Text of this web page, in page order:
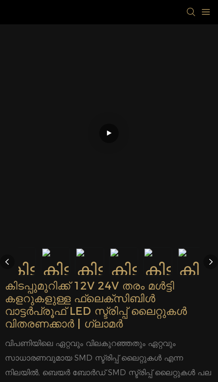
കിടപ്പുമുറിക്ക് 12V 24V തരം മൾട്ടി
കളറുകളുള്ള ഫ്ലെക്സിബിൾ
വാട്ടർപ്രൂഫ് LED സ്ട്രിപ്പ് ലൈറ്റുകൾ
വിതരണക്കാർ | ഗ്ലാമർ
വിപണിയിലെ ഏറ്റവും വിലകുറഞ്ഞതും ഏറ്റവും
സാധാരണവുമായ SMD സ്ട്രിപ്പ് ലൈറ്റുകൾ എന്ന
നിലയിൽ, ബെയർ ബോർഡ് SMD സ്ട്രിപ്പ് ലൈറ്റുകൾ പല